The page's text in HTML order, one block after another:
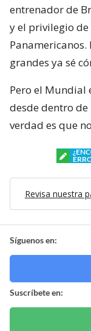
entrenador de
y el privilegio de
Panamericanos.
grandes ya sé
Pero el Mundial
desde dentro de
verdad es que
Revisa nuestra
Síguenos en:
Suscríbete en: